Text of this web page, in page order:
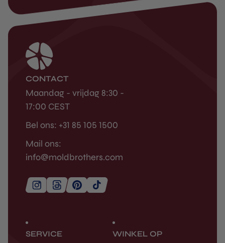
SERVICE
WINKEL OP
CONTACT
Maandag - vrijdag 8:30 -
17:00 CEST
Bel ons: +31 85 105 1500
Mail ons:
info@moldbrothers.com